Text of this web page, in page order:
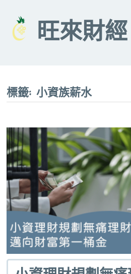
content
旺來財經
標籤:小資族薪水